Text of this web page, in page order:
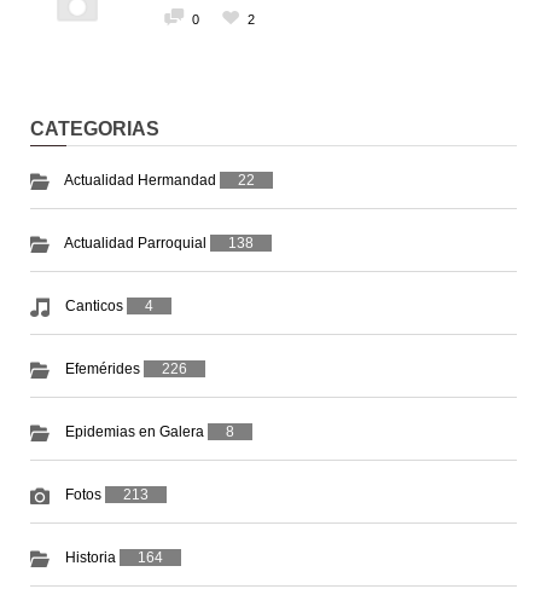
0 2
CATEGORIAS
Actualidad Hermandad 22
Actualidad Parroquial 138
Canticos 4
Efemérides 226
Epidemias en Galera 8
Fotos 213
Historia 164